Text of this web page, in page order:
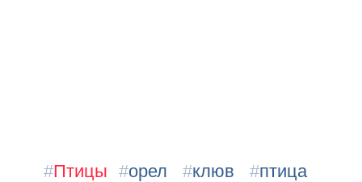
#Птицы #орел #клюв #птица